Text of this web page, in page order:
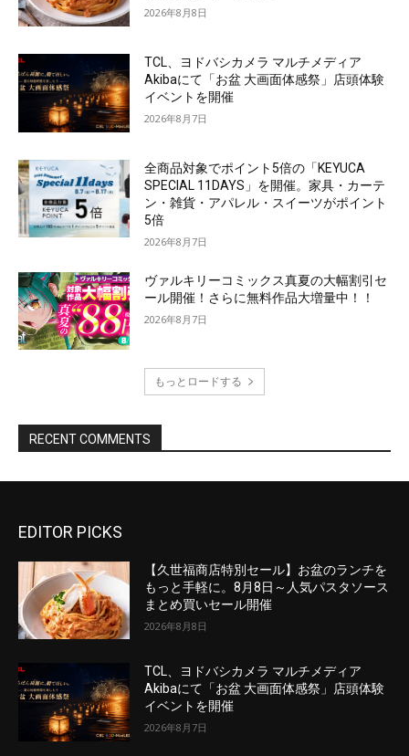
EDITOR PICKS
【久世福商店特別セール】お盆のランチを
もっと手軽に。8月8日～人気パスタソース
まとめ買いセール開催
2026年8月8日
TCL、ヨドバシカメラ マルチメディア
Akibaにて「お盆 大画面体感祭」店頭体験
イベントを開催
2026年8月7日